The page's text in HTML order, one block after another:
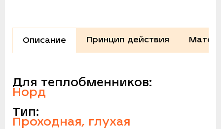
Описание Принцип действия
Для теплобменников:
Норд
Тип:
Проходная, глухая